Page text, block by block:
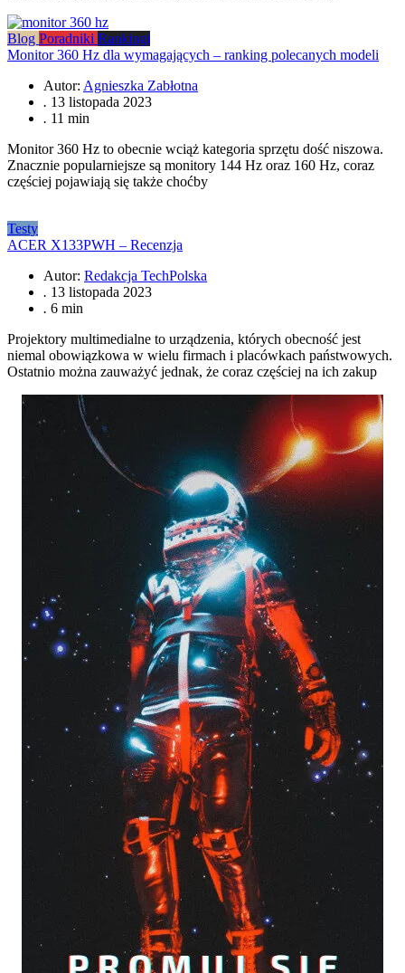
Blog Poradniki Rankingi
Monitor 360 Hz dla wymagających – ranking polecanych modeli
Autor: Agnieszka Zabłotna
. 13 listopada 2023
. 11 min
Monitor 360 Hz to obecnie wciąż kategoria sprzętu dość niszowa.
Znacznie popularniejsze są monitory 144 Hz oraz 160 Hz, coraz
częściej pojawiają się także choćby
Testy
ACER X133PWH – Recenzja
Autor: Redakcja TechPolska
. 13 listopada 2023
. 6 min
Projektory multimedialne to urządzenia, których obecność jest
niemal obowiązkowa w wielu firmach i placówkach państwowych.
Ostatnio można zauważyć jednak, że coraz częściej na ich zakup